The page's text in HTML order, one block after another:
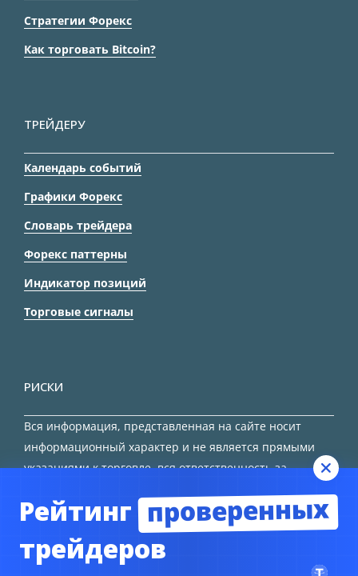
Стратегии Форекс
Как торговать Bitcoin?
ТРЕЙДЕРУ
Календарь событий
Графики Форекс
Словарь трейдера
Форекс паттерны
Индикатор позиций
Торговые сигналы
РИСКИ
Вся информация, представленная на сайте носит
информационный характер и не является прямыми
указаниями к торговле, вся ответственность за
Рейтинг проверенных
трейдеров